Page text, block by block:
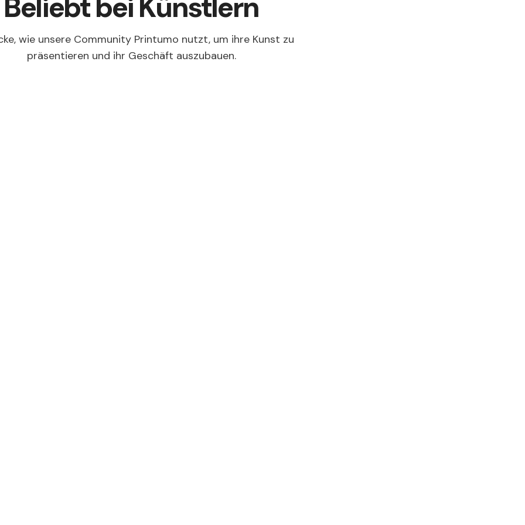
wie unsere Community Printumo nutzt, um ihre Kunst zu
präsentieren und ihr Geschäft auszubauen.